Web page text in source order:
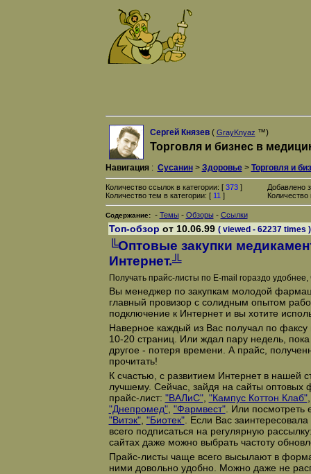
Сергей Князев( GrayKnyaz ™)
Торговля и бизнес в
Навигация: Сусанин> Здоровье> Торговля и
Количество ссылок в категории: [ 373]
Количество тем в категории: [ 11 ]
Добавлено
Содержание: - Темы - Обзоры - Ссылки
Топ-обзор от 10.06.99 ( viewed - 62237 times )
╚Оптовые закупки
Интернет.╩
Получать прайс-листы по E-mail гораздо удобнее,
Вы менеджер по закупкам молодой
главный провизор с солидным опытом
подключение к Интернет и вы хотите
Наверное каждый из Вас получал по
10-20 страниц. Или ждал пару недель,
другое - потеря времени. А прайс,
прочитать!
К счастью, с развитием Интернет в нашей
лучшему. Сейчас, зайдя на сайты оптовых
прайс-лист: "ВАЛиС", "Кампус Коттон Клаб"
"Днепромед", "Фармвест". Или посмотреть
"Витэк", "Биотек". Если Вас
всего подписаться на регулярную
сайтах даже можно выбрать частоту
Прайс-листы чаще всего высылают в
ними довольно удобно. Можно даже не